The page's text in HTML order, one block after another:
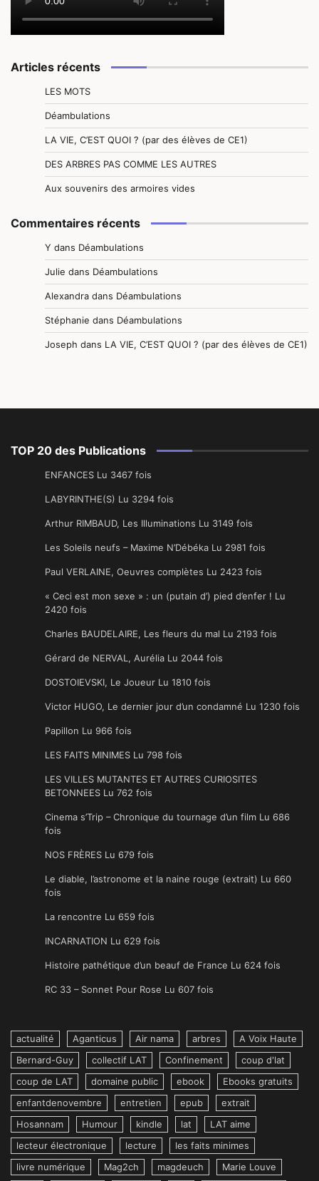
Articles récents
LES MOTS
Déambulations
LA VIE, C’EST QUOI ? (par des élèves de CE1)
DES ARBRES PAS COMME LES AUTRES
Aux souvenirs des armoires vides
Commentaires récents
Y dans Déambulations
Julie dans Déambulations
Alexandra dans Déambulations
Stéphanie dans Déambulations
Joseph dans LA VIE, C’EST QUOI ? (par des élèves de CE1)
TOP 20 des Publications
ENFANCES Lu 3467 fois
LABYRINTHE(S) Lu 3294 fois
Arthur RIMBAUD, Les Illuminations Lu 3149 fois
Les Soleils neufs – Maxime N’Débéka Lu 2981 fois
Paul VERLAINE, Oeuvres complètes Lu 2423 fois
« Ceci est mon sexe » : un (putain d’) pied d’enfer ! Lu
2420 fois
Charles BAUDELAIRE, Les fleurs du mal Lu 2193 fois
Gérard de NERVAL, Aurélia Lu 2044 fois
DOSTOIEVSKI, Le Joueur Lu 1810 fois
Victor HUGO, Le dernier jour d’un condamné Lu 1230 fois
Papillon Lu 966 fois
LES FAITS MINIMES Lu 798 fois
LES VILLES MUTANTES ET AUTRES CURIOSITES
BETONNEES Lu 762 fois
Cinema s’Trip – Chronique du tournage d’un film Lu 686
fois
NOS FRÈRES Lu 679 fois
Le diable, l’astronome et la naine rouge (extrait) Lu 660
fois
La rencontre Lu 659 fois
INCARNATION Lu 629 fois
Histoire pathétique d’un beauf de France Lu 624 fois
RC 33 – Sonnet Pour Rose Lu 607 fois
actualité Aganticus Air nama arbres
A Voix Haute
Bernard-Guy
collectif LAT Confinement
coup d'lat
coup de LAT
domaine public ebook
Ebooks gratuits
enfantdenovembre
entretien epub
extrait
Hosannam
Humour kindle lat
LAT aime
lecteur électronique
lecture
les faits minimes
livre numérique
Mag2ch magdeuch
Marie Louve